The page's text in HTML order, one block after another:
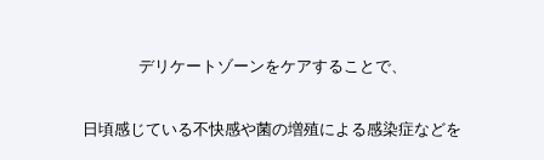
デリケートゾーンをケアすることで、
日頃感じている不快感や菌の増殖による感染症などを